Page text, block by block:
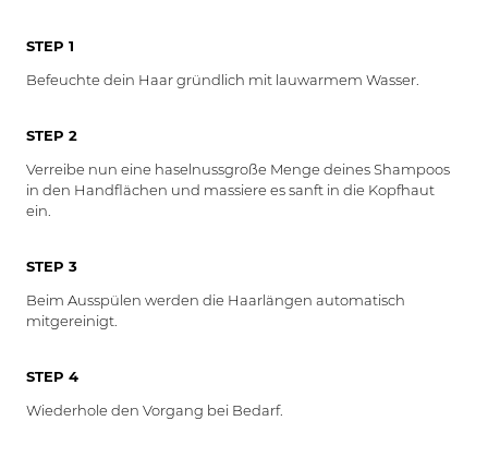
STEP 1
Befeuchte dein Haar gründlich mit lauwarmem Wasser.
STEP 2
Verreibe nun eine haselnussgroße Menge deines Shampoos
in den Handflächen und massiere es sanft in die Kopfhaut
ein.
STEP 3
Beim Ausspülen werden die Haarlängen automatisch
mitgereinigt.
STEP 4
Wiederhole den Vorgang bei Bedarf.